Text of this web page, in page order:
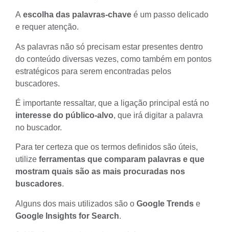
A escolha das palavras-chave é um passo delicado
e requer atenção.
As palavras não só precisam estar presentes dentro
do conteúdo diversas vezes, como também em pontos
estratégicos para serem encontradas pelos
buscadores.
É importante ressaltar, que a ligação principal está no
interesse do público-alvo, que irá digitar a palavra
no buscador.
Para ter certeza que os termos definidos são úteis,
utilize ferramentas que comparam palavras e que
mostram quais são as mais procuradas nos
buscadores.
Alguns dos mais utilizados são o Google Trends e
Google Insights for Search.